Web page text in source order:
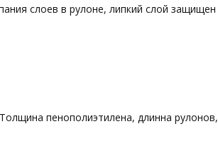
слоев в рулоне, липкий слой защищен
пенополиэтилена, длинна рулонов,